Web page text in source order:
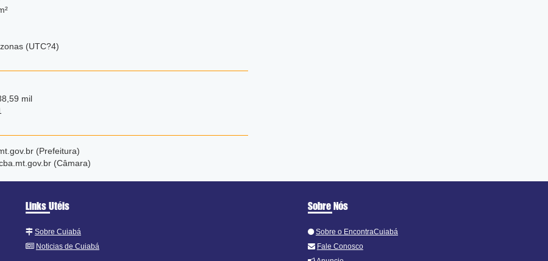
(UTC?4)
mil
(Prefeitura)
(Câmara)
Links Utéis
Sobre Cuiabá
Noticias de Cuiabá
Sobre Nós
Sobre o EncontraCuiabá
Fale Conosco